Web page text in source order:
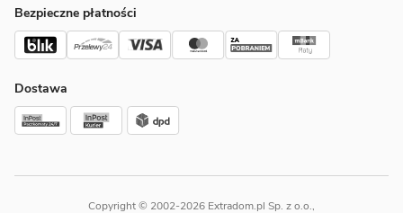
Bezpieczne płatności
Dostawa
Copyright © 2002-2026 Extradom.pl Sp. z o.o.,